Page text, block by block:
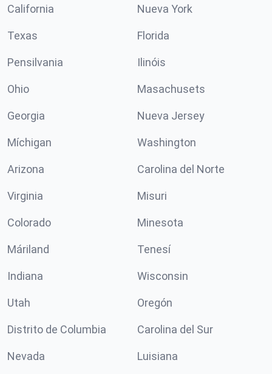
California Nueva York
Texas Florida
Pensilvania Ilinóis
Ohio Masachusets
Georgia Nueva Jersey
Míchigan Washington
Arizona Carolina del Norte
Virginia Misuri
Colorado Minesota
Máriland Tenesí
Indiana Wisconsin
Utah Oregón
Distrito de Columbia Carolina del Sur
Nevada Luisiana